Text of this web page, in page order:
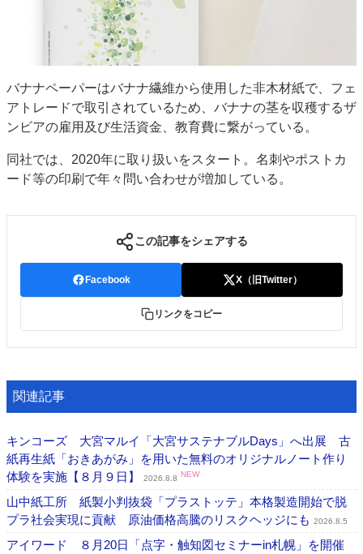
会社案内
購読・購入申し込み
お問い合わせ
バナナペーパーはバナナ繊維から使用した非木材紙で、フェ
アトレードで取引されているため、バナナの茎を収穫するザ
ンビアの雇用及び生活資金、教育費に繋がっている。
同社では、2020年に取り扱いをスタート。名刺やポストカ
ード等の印刷で年々問い合わせが増加している。
この記事をシェアする
Facebook X（旧Twitter）
リンクをコピー
関連記事
キンコーズ 大宮マルイ「大宮サステナブルDays」へ出展 古
紙再生紙「おきあがみ」を用いた無料のオリジナルノート作り
体験を実施【８月９日】
2026.8.8 NEW
山中紙工所 紙製小判抜袋「プラストッテ」本格製造開始で脱
プラ社会実現に貢献 原油価格高騰のリスクヘッジにも 2026.8.5
アイワード ８月20日「点字・触知図セミナーin札幌」を開催